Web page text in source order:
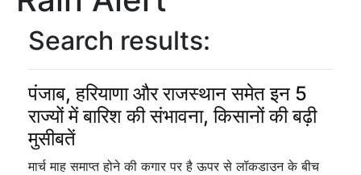
Search results:
पंजाब, हरियाणा और राजस्थान समेत इन 5
राज्यों में बारिश की संभावना, किसानों की बढ़ी
मुसीबतें
मार्च माह समाप्त होने की कगार पर है ऊपर से लॉकडाउन के बीच